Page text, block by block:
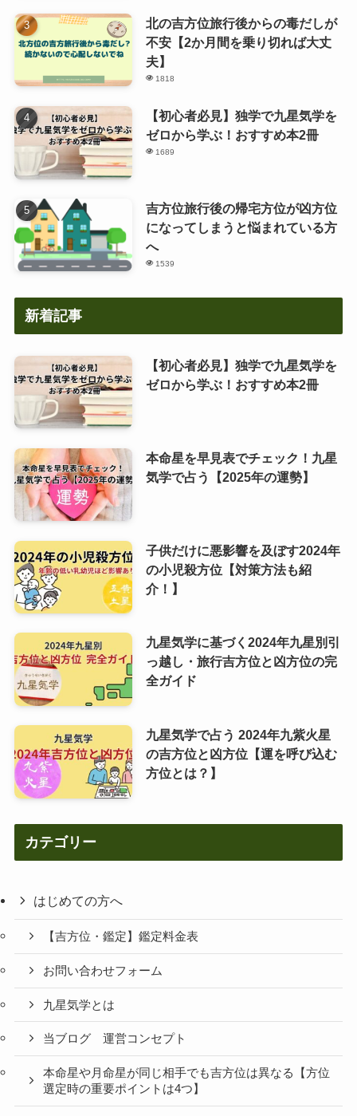
北の吉方位旅行後からの毒だしが
不安【2か月間を乗り切れば大丈
夫】
1818
【初心者必見】独学で九星気学を
ゼロから学ぶ！おすすめ本2冊
1689
吉方位旅行後の帰宅方位が凶方位
になってしまうと悩まれている方
へ
1539
新着記事
【初心者必見】独学で九星気学を
ゼロから学ぶ！おすすめ本2冊
本命星を早見表でチェック！九星
気学で占う【2025年の運勢】
子供だけに悪影響を及ぼす2024年
の小児殺方位【対策方法も紹
介！】
九星気学に基づく2024年九星別引
っ越し・旅行吉方位と凶方位の完
全ガイド
九星気学で占う 2024年九紫火星
の吉方位と凶方位【運を呼び込む
方位とは？】
カテゴリー
はじめての方へ
【吉方位・鑑定】鑑定料金表
お問い合わせフォーム
九星気学とは
当ブログ 運営コンセプト
本命星や月命星が同じ相手でも吉方位は異なる【方位
選定時の重要ポイントは4つ】